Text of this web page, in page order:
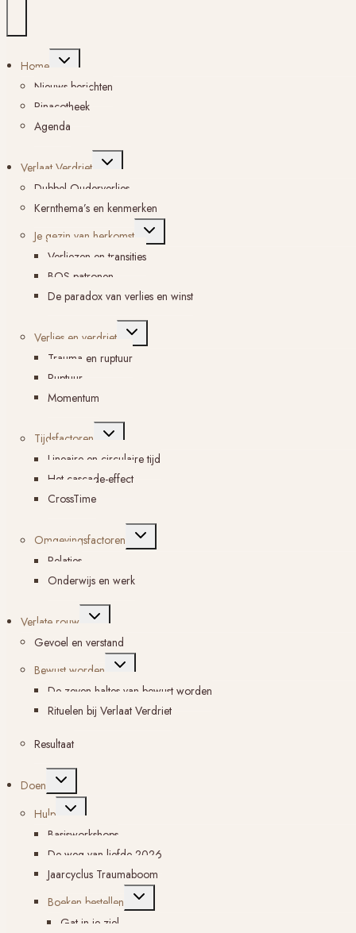
Home
Toggle
submenu
Nieuws berichten
Pinacotheek
Agenda
Verlaat Verdriet
Toggle
submenu
Dubbel Ouderverlies
Kernthema’s en kenmerken
Je gezin van herkomst
Toggle
Verliezen en transities
BOS-patronen
De paradox van verlies en winst
Verlies en verdriet
Toggle
Trauma en ruptuur
Ruptuur
Momentum
Tijdsfactoren
Toggle
submenu
Lineaire en circulaire tijd
Het cascade-effect
CrossTime
Omgevingsfactoren
Toggle
submenu
Relaties
Onderwijs en werk
Verlate rouw
Toggle
submenu
Gevoel en verstand
Bewust worden
Toggle
submenu
De zeven haltes van bewust worden
Rituelen bij Verlaat Verdriet
Resultaat
Doen
Toggle
Hulp
Toggle
submenu
Basisworkshops
De weg van liefde 2026
Jaarcyclus Traumaboom
Boeken bestellen
Toggle
Gat in je ziel